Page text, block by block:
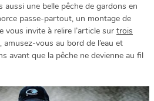
aussi une belle pêche de gardons en
passe-partout, un montage de
vous invite à relire l’article sur trois
amusez-vous au bord de l’eau et
avant que la pêche ne devienne au fil